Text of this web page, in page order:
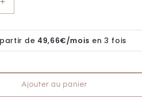
Augmenter
la
quantité
de
Tapis
enfant
Ajouter au panier